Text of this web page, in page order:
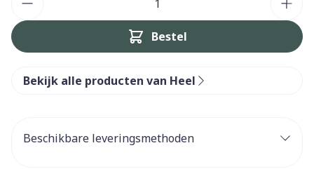
Bestel
Bekijk alle producten van Heel
Beschikbare leveringsmethoden